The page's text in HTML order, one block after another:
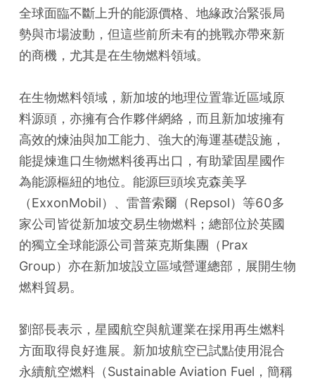
全球面臨不斷上升的能源價格、地緣政治緊張局
勢與市場波動，但這些前所未有的挑戰亦帶來新
的商機，尤其是在生物燃料領域。
在生物燃料領域，新加坡的地理位置靠近區域原
料源頭，亦擁有合作夥伴網絡，而且新加坡擁有
高效的煉油與加工能力、強大的海運基礎設施，
能提煉進口生物燃料後再出口，有助鞏固星國作
為能源樞紐的地位。能源巨頭埃克森美孚
（ExxonMobil）、雷普索爾（Repsol）等60多
家公司皆從新加坡交易生物燃料；總部位於英國
的獨立全球能源公司普萊克斯集團（Prax
Group）亦在新加坡設立區域營運總部，展開生物
燃料貿易。
劉部長表示，星國航空與航運業在採用再生燃料
方面取得良好進展。新加坡航空已試點使用混合
永續航空燃料（Sustainable Aviation Fuel，簡稱